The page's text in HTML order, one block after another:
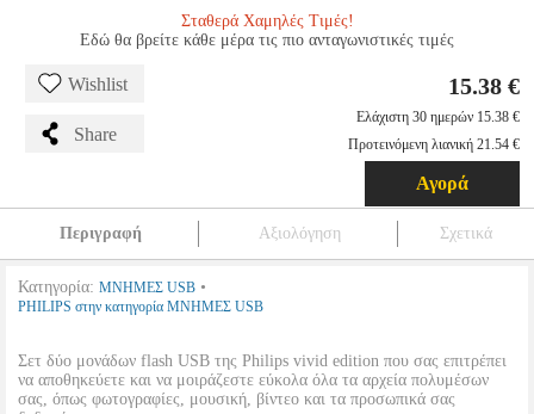
Σταθερά Χαμηλές Τιμές!
Εδώ θα βρείτε κάθε μέρα τις πιο ανταγωνιστικές τιμές
Wishlist
Share
15.38 €
Ελάχιστη 30 ημερών 15.38 €
Προτεινόμενη λιανική 21.54 €
Αγορά
Περιγραφή Αξιολόγηση Σχετικά
Κατηγορία: ΜΝΗΜΕΣ USB •
PHILIPS στην κατηγορία ΜΝΗΜΕΣ USB
Σετ δύο μονάδων flash USB της Philips vivid edition που σας επιτρέπει
να αποθηκεύετε και να μοιράζεστε εύκολα όλα τα αρχεία πολυμέσων
σας, όπως φωτογραφίες, μουσική, βίντεο και τα προσωπικά σας